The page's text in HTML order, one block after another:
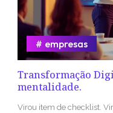
Transformação
mentalidade.
empresas
Virou item de checklist.